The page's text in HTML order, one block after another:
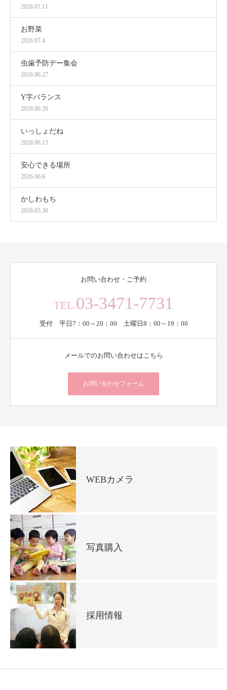
2026.07.11
お野菜
2026.07.4
虫歯予防デー集会
2026.06.27
Y字バランス
2026.06.20
いっしょだね
2026.06.13
安心できる場所
2026.06.6
かしわもち
2026.05.30
お問い合わせ・ご予約
TEL.03-3471-7731
受付 平日7：00～20：00 土曜日8：00～19：00
メールでのお問い合わせはこちら
お問い合わせフォーム
WEBカメラ
写真購入
採用情報